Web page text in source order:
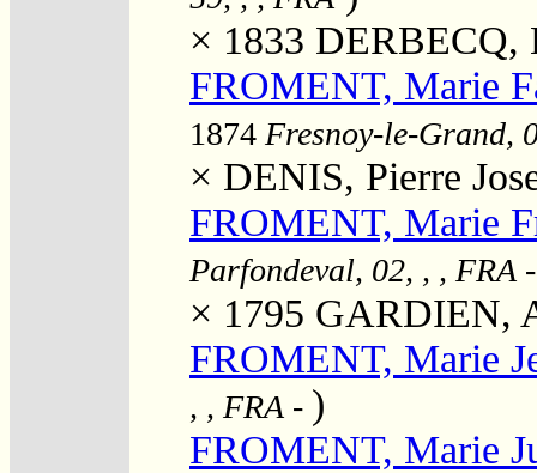
× 1833 DERBECQ,
FROMENT, Marie
1874 Fresnoy-le-Grand,
× DENIS, Pierre
FROMENT, Marie
Parfondeval, 02, , , FRA
× 1795 GARDIEN,
FROMENT, Marie
, , FRA - )
FROMENT, Marie